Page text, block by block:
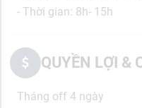
- Thời gian: 8h- 15h
QUYỀN LỢI &
Tháng off 4 ngày